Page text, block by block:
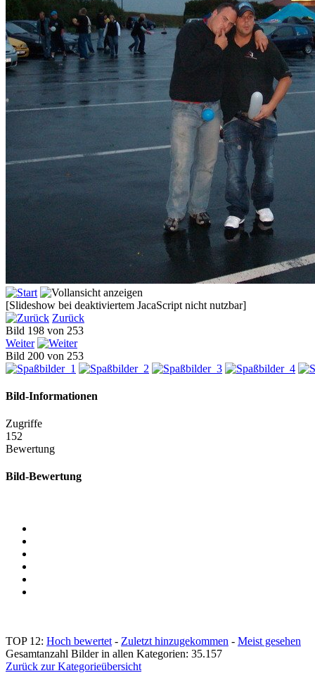
[Slideshow bei deaktiviertem JacaScript nicht nutzbar]
Zurück
Bild 198 von 253
Weiter
Bild 200 von 253
Bild-Informationen
Zugriffe
152
Bewertung
Bild-Bewertung
TOP 12: Hoch bewertet - Zuletzt hinzugekommen - Meist gesehen
Gesamtanzahl Bilder in allen Kategorien: 35.157
Zurück zur Kategorieübersicht